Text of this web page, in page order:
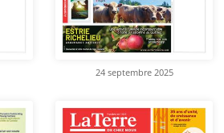
24 septembre 2025